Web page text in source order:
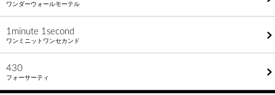
ワンダーウォールモーテル
1minute​ 1second
ワンミニットワンセカンド
430
フォーサーティ